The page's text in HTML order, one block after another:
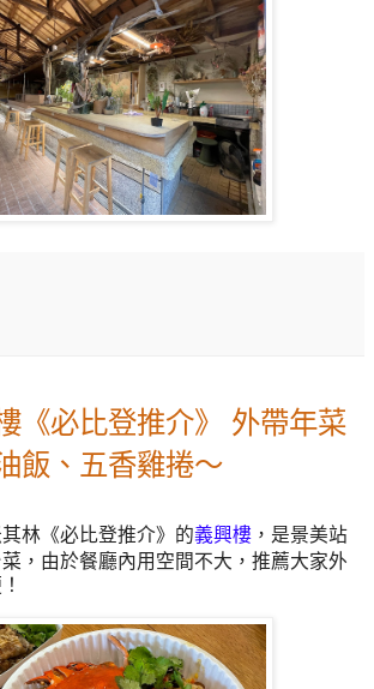
《必比登推介》 外帶年菜
飯、五香雞捲～
林《必比登推介》的義興樓 ，是景美站
，由於餐廳內用空間不大，推薦大家外